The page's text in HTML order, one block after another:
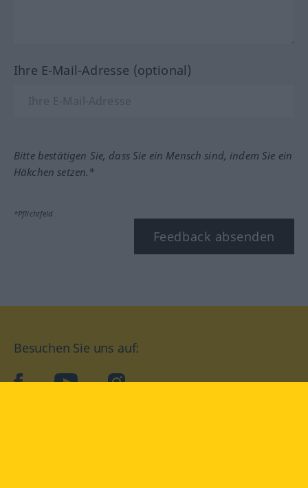
Ihre E-Mail-Adresse (optional)
Bitte bestätigen Sie, dass Sie ein Mensch sind, indem Sie ein
Häkchen setzen.*
*Pflichtfeld
Feedback absenden
Besuchen Sie uns auf:
facebookYouTube Instagram